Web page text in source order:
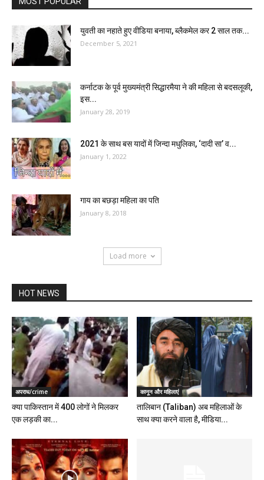
युवती का नहाते हुए वीडिया बनाया, ब्लैकमेल कर 2 साल तक...
December 5, 2021
कर्नाटक के पूर्व मुख्यमंत्री सिद्धारमैया ने की महिला से बदसलूकी,
इस...
January 28, 2019
2021 के साथ बस यादों में जिन्दा मधुलिका, ‘दादी सा’ व...
January 1, 2022
गाय का बछड़ा महिला का पति
January 8, 2018
Load more
HOT NEWS
अपराध/crime
क्या पाकिस्तान में 400 लोगों ने मिलकर
एक लड़की का...
कानून और महिलाएं
तालिबान (Taliban) अब महिलाओं के
साथ क्या करने वाला है, मीडिया...